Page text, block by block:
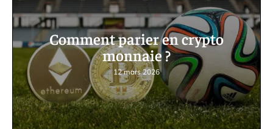
Comment parier en crypto
monnaie ?
12 mars 2026